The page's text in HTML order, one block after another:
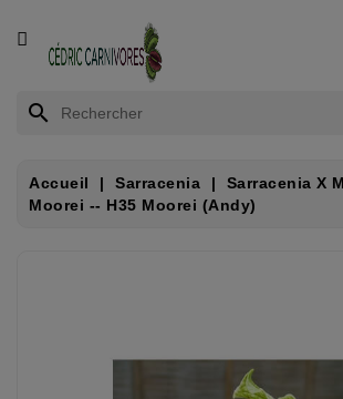
NEPENTHES
search
Accueil Sarracenia Sarracenia X
Moorei -- H35 Moorei (andy)